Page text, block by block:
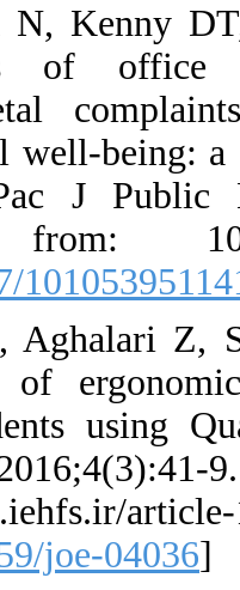
14. Mahmud
The
psychological
trial. Asia
Available
[DOI:10.1177/
15. Tirgar A,
medical
Ergon.
http://
[